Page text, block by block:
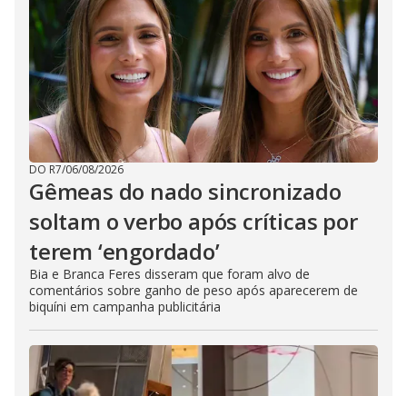
DO R7/06/08/2026
Gêmeas do nado sincronizado
soltam o verbo após críticas por
terem ‘engordado’
Bia e Branca Feres disseram que foram alvo de
comentários sobre ganho de peso após aparecerem de
biquíni em campanha publicitária